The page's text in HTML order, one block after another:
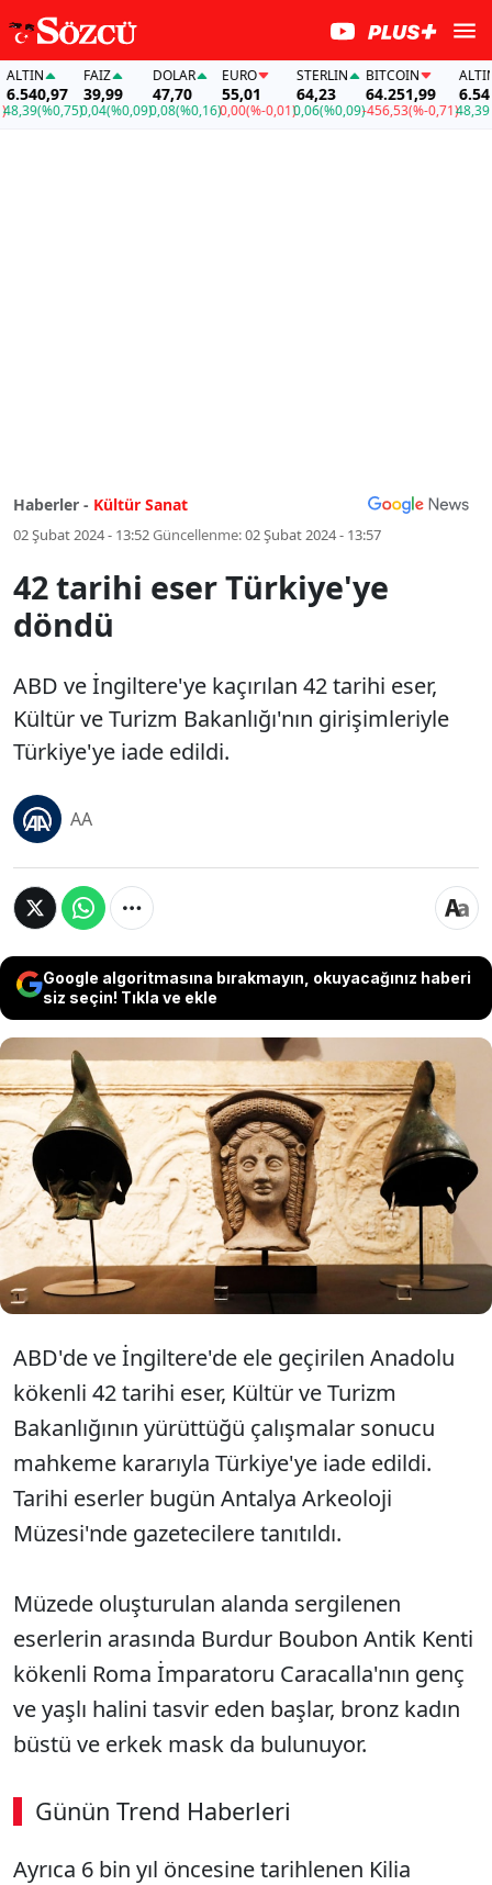
(%0,75)
FAİZ
39,99
0,04(%0,09)
DOLAR
47,70
0,08(%0,16)
EURO
55,01
0,00(%-0,01)
STERLIN
64,23
0,06(%0,09)
BITCOIN
64.251,99
-456,53(%-0,71)
ALTIN
6.540,97
48,39
Haberler - Kültür Sanat
02 Şubat 2024 - 13:52Güncellenme:02 Şubat 2024 - 13:57
42 tarihi eser Türkiye'ye
döndü
ABD ve İngiltere'ye kaçırılan 42 tarihi eser,
Kültür ve Turizm Bakanlığı'nın girişimleriyle
Türkiye'ye iade edildi.
AA
Google algoritmasına bırakmayın, okuyacağınız haberi
siz seçin! Tıkla ve ekle
ABD ve İngiltere'ye kaçırılan 42 tarihi
eser, Kültür ve Turizm Bakanlığı'nın
girişimleriyle Türkiye'ye iade edildi.
ABD'de ve İngiltere'de ele geçirilen Anadolu
kökenli 42 tarihi eser, Kültür ve Turizm
Bakanlığının yürüttüğü çalışmalar sonucu
mahkeme kararıyla Türkiye'ye iade edildi.
Tarihi eserler bugün Antalya Arkeoloji
Müzesi'nde gazetecilere tanıtıldı.
Müzede oluşturulan alanda sergilenen
eserlerin arasında Burdur Boubon Antik Kenti
kökenli Roma İmparatoru Caracalla'nın genç
ve yaşlı halini tasvir eden başlar, bronz kadın
büstü ve erkek mask da bulunuyor.
Günün Trend Haberleri
00:03 / 09:08
Sesi Aç
Ayrıca 6 bin yıl öncesine tarihlenen Kilia